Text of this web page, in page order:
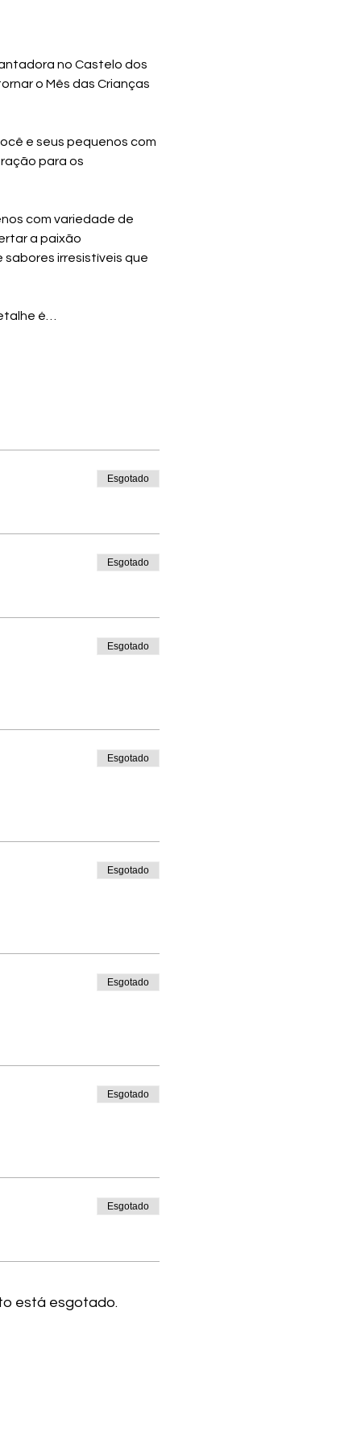
no Castelo dos
o Mês das Crianças
e seus pequenos com
para os
com variedade de
a paixão
sabores irresistíveis que
é…
Esgotado
Esgotado
Esgotado
Esgotado
Esgotado
Esgotado
Esgotado
Esgotado
está esgotado.